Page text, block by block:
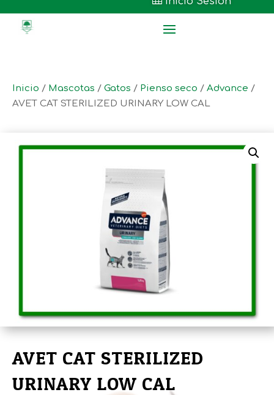
Inicio / Mascotas / Gatos / Pienso seco / Advance /
AVET CAT STERILIZED URINARY LOW CAL
AVET CAT STERILIZED
URINARY LOW CAL